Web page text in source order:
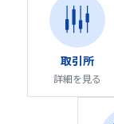
取引所
詳細を見る